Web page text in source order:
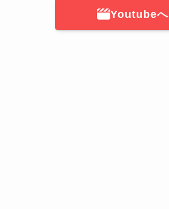
Youtubeへ